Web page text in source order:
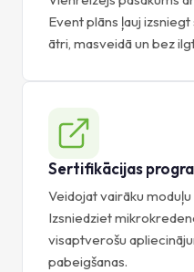
Event plāns ļauj
ātri, masveidā un bez
Sertifikācijas
Veidojat vairāku
Izsniedziet
visaptverošu
pabeigšanas.